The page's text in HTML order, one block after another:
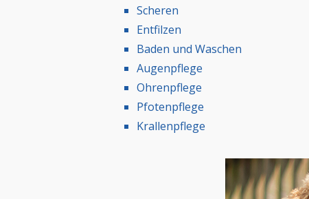
Scheren
Entfilzen
Baden und Waschen
Augenpflege
Ohrenpflege
Pfotenpflege
Krallenpflege